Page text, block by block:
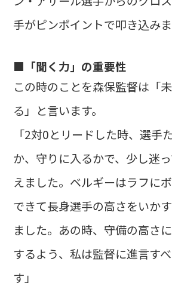
手がピンポイントで叩き込みま
■「聞く力」の重要性
この時のことを森保監督は「
る」と言います。
「2対0とリードした時、選手
か、守りに入るかで、少し迷
えました。ベルギーはラフに
できて長身選手の高さをいか
ました。あの時、守備の高さ
するよう、私は監督に進言す
す」